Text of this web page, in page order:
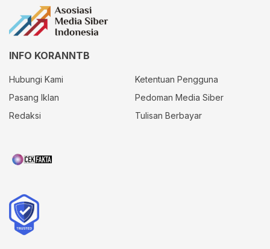
INFO KORANNTB
Hubungi Kami
Ketentuan Pengguna
Pasang Iklan
Pedoman Media Siber
Redaksi
Tulisan Berbayar